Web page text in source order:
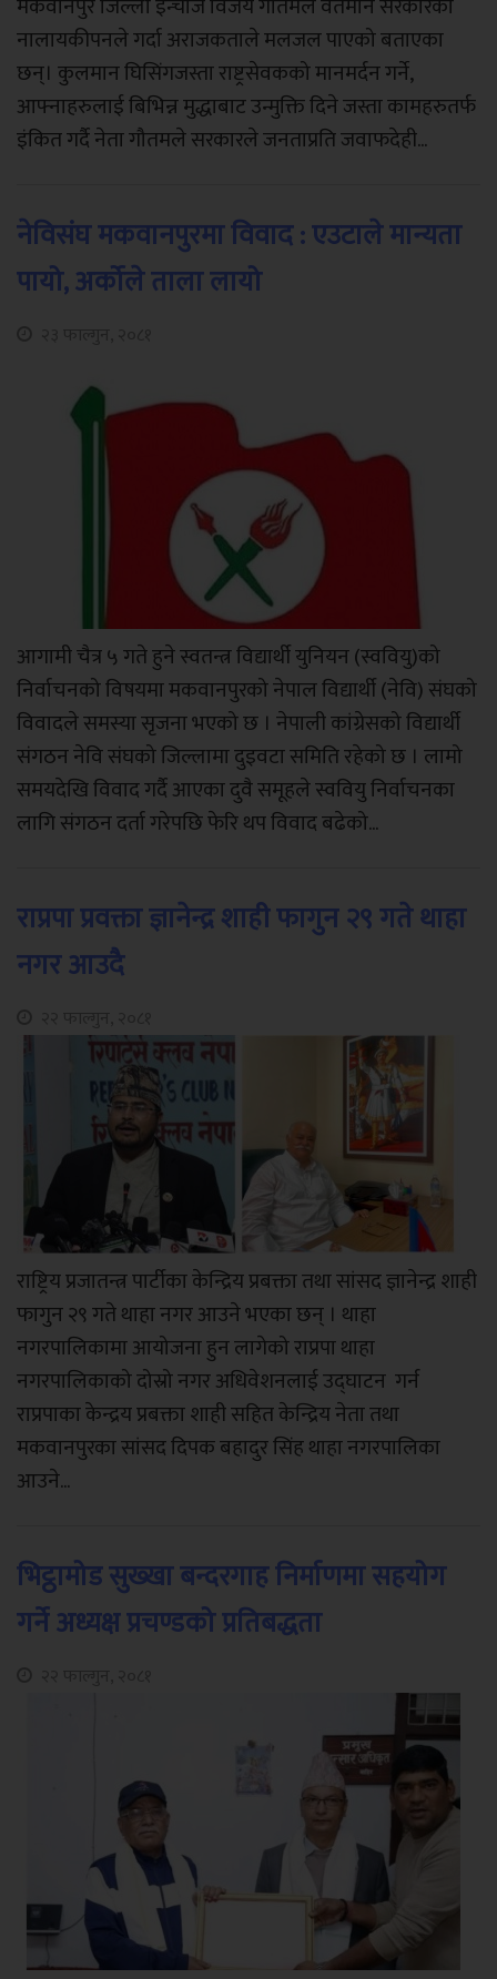
मकवानपुर जिल्ला ईन्चार्ज विजय गौतमले वर्तमान सरकारको
नालायकीपनले गर्दा अराजकताले मलजल पाएको बताएका
छन्। कुलमान घिसिंगजस्ता राष्ट्रसेवकको मानमर्दन गर्ने,
आफ्नाहरुलाई बिभिन्न मुद्धाबाट उन्मुक्ति दिने जस्ता कामहरुतर्फ
इंकित गर्दै नेता गौतमले सरकारले जनताप्रति जवाफदेही...
नेविसंघ मकवानपुरमा विवाद : एउटाले मान्यता
पायो, अर्कोले ताला लायो
आगामी चैत्र ५ गते हुने स्वतन्त्र विद्यार्थी युनियन (स्ववियु)को
निर्वाचनको विषयमा मकवानपुरको नेपाल विद्यार्थी (नेवि) संघको
विवादले समस्या सृजना भएको छ । नेपाली कांग्रेसको विद्यार्थी
संगठन नेवि संघको जिल्लामा दुइवटा समिति रहेको छ । लामो
समयदेखि विवाद गर्दै आएका दुवै समूहले स्ववियु निर्वाचनका
लागि संगठन दर्ता गरेपछि फेरि थप विवाद बढेको...
राप्रपा प्रवक्ता ज्ञानेन्द्र शाही फागुन २९ गते थाहा
नगर आउदै
राष्ट्रिय प्रजातन्त्र पार्टीका केन्द्रिय प्रबक्ता तथा सांसद ज्ञानेन्द्र शाही
फागुन २९ गते थाहा नगर आउने भएका छन् । थाहा
नगरपालिकामा आयोजना हुन लागेको राप्रपा थाहा
नगरपालिकाको दोस्रो नगर अधिवेशनलाई उद्घाटन गर्न
राप्रपाका केन्द्रय प्रबक्ता शाही सहित केन्द्रिय नेता तथा
मकवानपुरका सांसद दिपक बहादुर सिंह थाहा नगरपालिका
आउने...
भिट्ठामोड सुख्खा बन्दरगाह निर्माणमा सहयोग
गर्ने अध्यक्ष प्रचण्डको प्रतिबद्धता